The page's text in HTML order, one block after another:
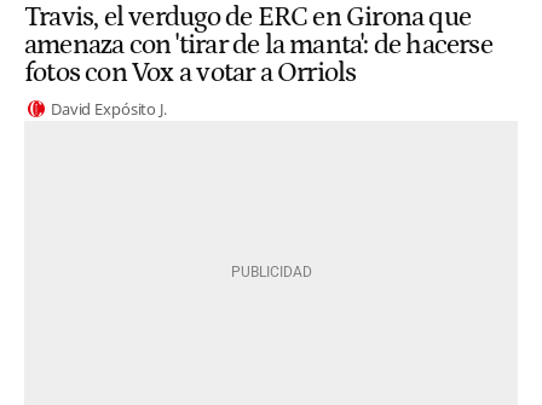
Travis, el verdugo de ERC en Girona que
amenaza con 'tirar de la manta': de hacerse
fotos con Vox a votar a Orriols
David Expósito J.